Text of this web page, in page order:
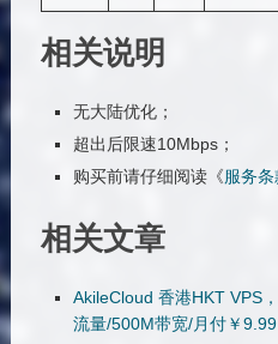
相关说明
无大陆优化；
超出后限速10Mbps；
购买前请仔细阅读《服务条
相关文章
AkileCloud 香港HKT VPS
流量/500M带宽/月付￥9.99